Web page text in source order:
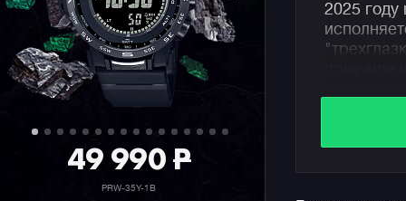
49 990P
PRW-35Y-1B
2025
упаковки.